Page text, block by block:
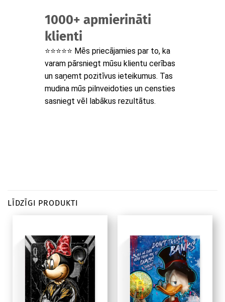
1000+ apmierināti
klienti
⭐⭐⭐⭐⭐ Mēs priecājamies par to, ka
varam pārsniegt mūsu klientu cerības
un saņemt pozitīvus ieteikumus. Tas
mudina mūs pilnveidoties un censties
sasniegt vēl labākus rezultātus.
LĪDZĪGI PRODUKTI